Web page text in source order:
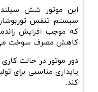
سیستم تنفس
که موجب افزایش
کاهش مصرف سوخت
کند.